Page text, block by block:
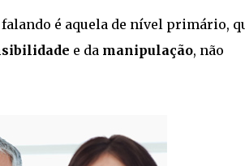
é aquela de nível primário,
e da manipulação, não